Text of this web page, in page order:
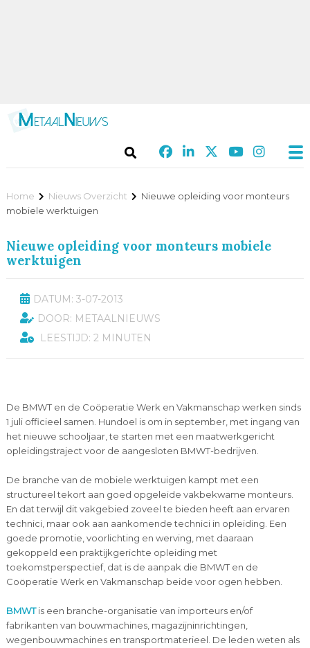
Home Nieuws Overzicht
Nieuwe opleiding voor monteurs
mobiele werktuigen
Nieuwe opleiding voor monteurs mobiele
werktuigen
DATUM: 3-07-2013
DOOR: METAALNIEUWS
LEESTIJD: 2 MINUTEN
De BMWT en de Coöperatie Werk en Vakmanschap werken sinds
1 juli officieel samen. Hundoel is om in september, met ingang van
het nieuwe schooljaar, te starten met een maatwerkgericht
opleidingstraject voor de aangesloten BMWT-bedrijven.
De branche van de mobiele werktuigen kampt met een
structureel tekort aan goed opgeleide vakbekwame monteurs.
En dat terwijl dit vakgebied zoveel te bieden heeft aan ervaren
technici, maar ook aan aankomende technici in opleiding. Een
goede promotie, voorlichting en werving, met daaraan
gekoppeld een praktijkgerichte opleiding met
toekomstperspectief, dat is de aanpak die BMWT en de
Coöperatie Werk en Vakmanschap beide voor ogen hebben.
BMWTis een branche-organisatie van importeurs en/of
fabrikanten van bouwmachines, magazijninrichtingen,
wegenbouwmachines en transportmaterieel. De leden weten als